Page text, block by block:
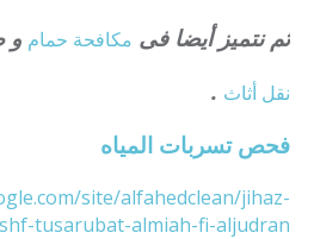
ثم نتميز أيضا فى مكافحة حمام و
نقل أثاث .
فحص تسربات المياه
site/alfahedclean/jihaz-
tusarubat-almiah-fi-aljudran